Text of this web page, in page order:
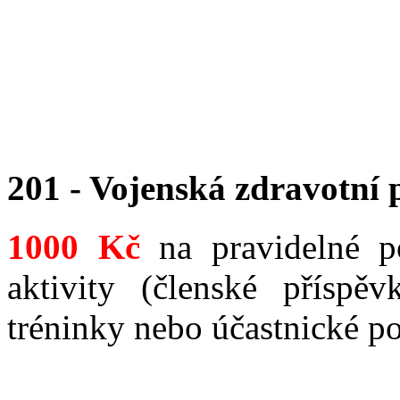
201 - Vojenská zdravotní
1000 Kčna pravidelné
aktivity (členské
tréninky nebo účastnické